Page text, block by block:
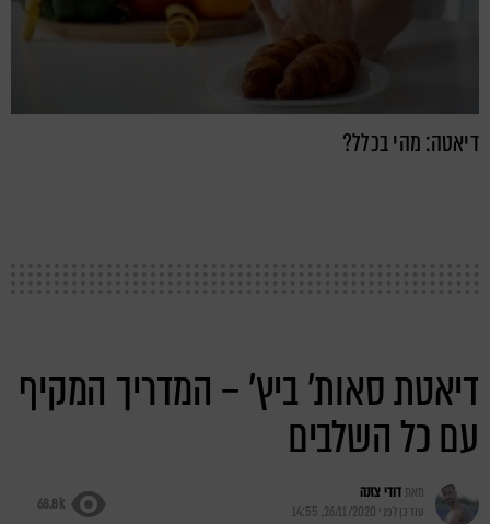
דיאטה: מהי בכלל?
דיאטת סאות' ביץ' – המדריך המקיף
עם כל השלבים
מאתדודי צזנה
עודכן לפני 26/11/2020, 14:55
68.8k